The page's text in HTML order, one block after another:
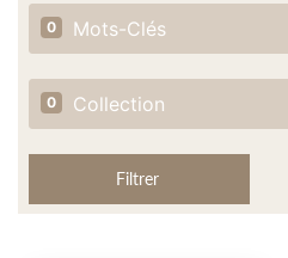
0 Mots-Clés
0 Collection
Filtrer